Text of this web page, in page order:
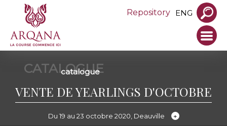
Repository ENG
CATALOGUE
catalogue
VENTE DE YEARLINGS D'OCTOBRE
Du 19 au 23 octobre 2020, Deauville